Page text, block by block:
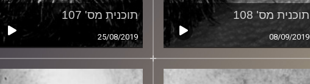
תוכנית מס' 108
08/09/2019
תוכנית מס' 107
25/08/2019